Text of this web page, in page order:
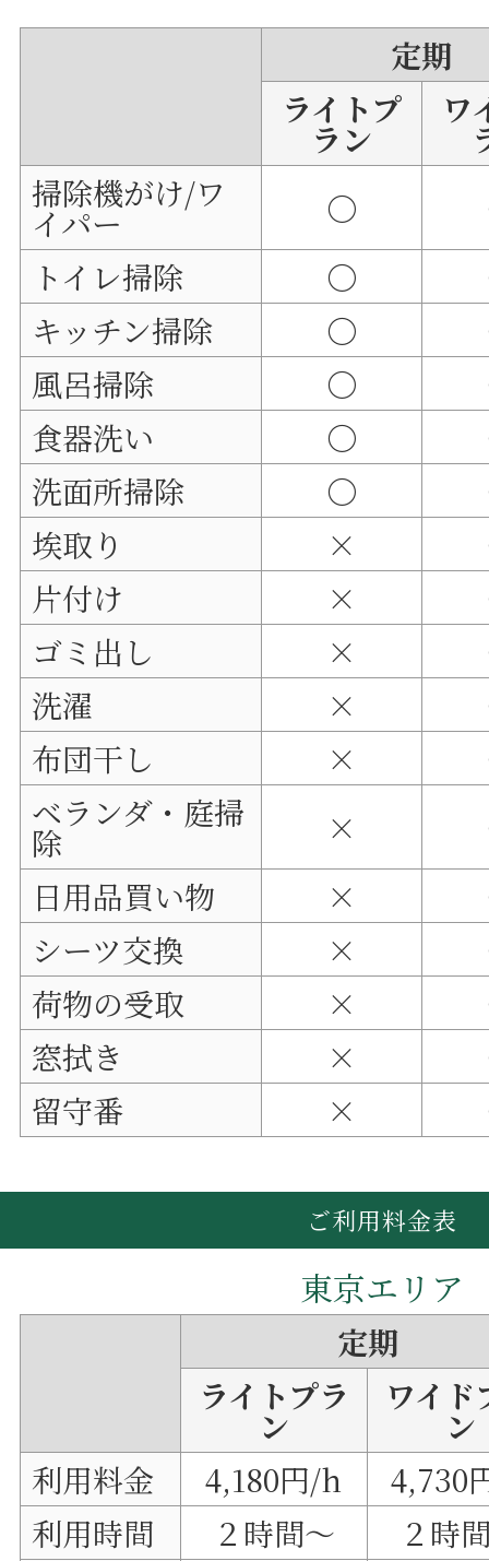
定期
ライトプ
ラン
ワ
掃除機がけ/ワ
イパー 〇
トイレ掃除
〇
キッチン掃除
〇
風呂掃除
〇
食器洗い
〇
洗面所掃除
〇
埃取り
×
片付け
×
ゴミ出し
×
洗濯
×
布団干し
×
ベランダ・庭掃
除 ×
日用品買い物
×
シーツ交換
×
荷物の受取
×
窓拭き
×
留守番
×
ご利用料金表
東京エリア
定期
ライトプラ
ン
ワイド
ン
利用料金
4,180円/h
4,730
利用時間
２時間～
２時